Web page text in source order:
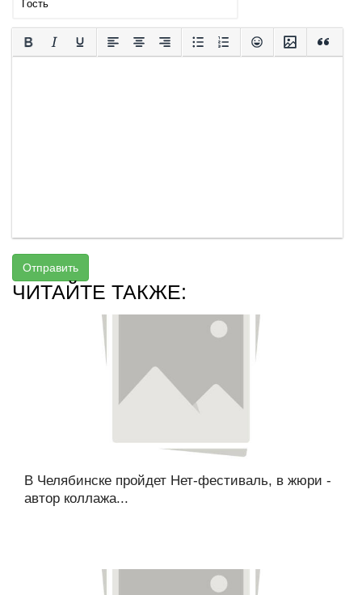
Отправить
ЧИТАЙТЕ ТАКЖЕ:
В Челябинске пройдет Нет-фестиваль, в жюри -
автор коллажа...